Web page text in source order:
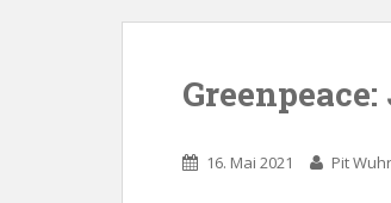
16. Mai 2021 Pit